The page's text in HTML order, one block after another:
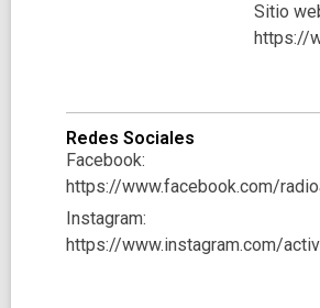
Sitio
https://
Redes Sociales
Facebook:
https://www.facebook.com/
Instagram:
https://www.instagram.com/